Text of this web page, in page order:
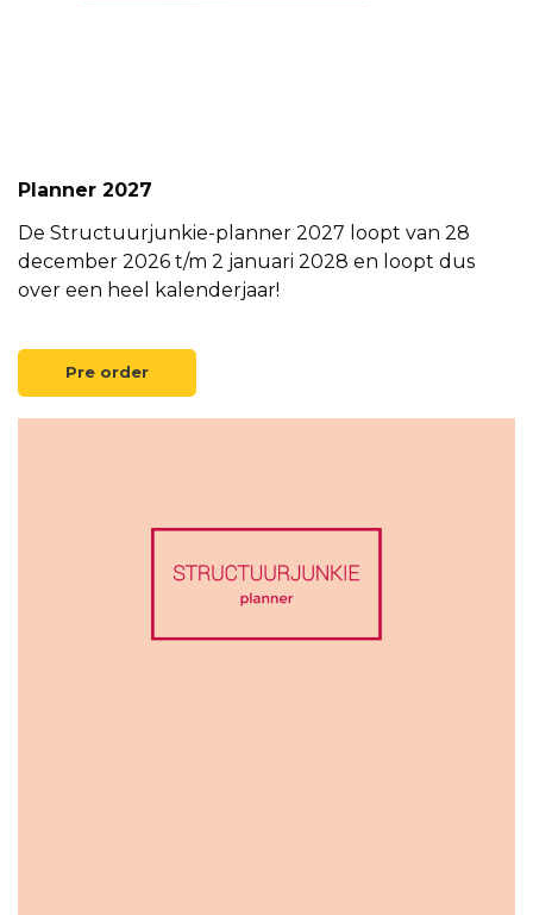
Planner 2027
De Structuurjunkie-planner 2027 loopt van 28
december 2026 t/m 2 januari 2028 en loopt dus
over een heel kalenderjaar!
Pre order